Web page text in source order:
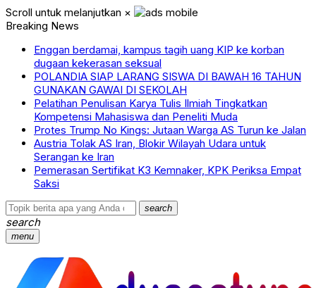
Scroll untuk melanjutkan ×
Breaking News
Enggan berdamai, kampus tagih uang KIP ke korban
dugaan kekerasan seksual
POLANDIA SIAP LARANG SISWA DI BAWAH 16 TAHUN
GUNAKAN GAWAI DI SEKOLAH
Pelatihan Penulisan Karya Tulis Ilmiah Tingkatkan
Kompetensi Mahasiswa dan Peneliti Muda
Protes Trump No Kings: Jutaan Warga AS Turun ke Jalan
Austria Tolak AS Iran, Blokir Wilayah Udara untuk
Serangan ke Iran
Pemerasan Sertifikat K3 Kemnaker, KPK Periksa Empat
Saksi
search
search
menu